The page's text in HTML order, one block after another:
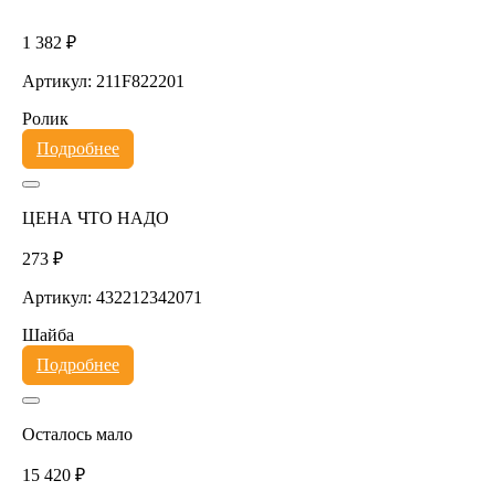
1 382 ₽
Артикул: 211F822201
Ролик
Подробнее
ЦЕНА ЧТО НАДО
273 ₽
Артикул: 432212342071
Шайба
Подробнее
Осталось мало
15 420 ₽